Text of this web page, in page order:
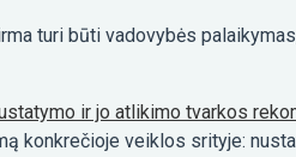
turi būti vadovybės
ir jo atlikimo tvarkos
konkrečioje veiklos srityje: